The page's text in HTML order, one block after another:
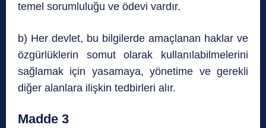
temel sorumluluğu ve ödevi vardır.
b) Her devlet, bu bilgilerde amaçlanan haklar ve
özgürlüklerin somut olarak kullanılabilmelerini
sağlamak için yasamaya, yönetime ve gerekli
diğer alanlara ilişkin tedbirleri alır.
Madde 3